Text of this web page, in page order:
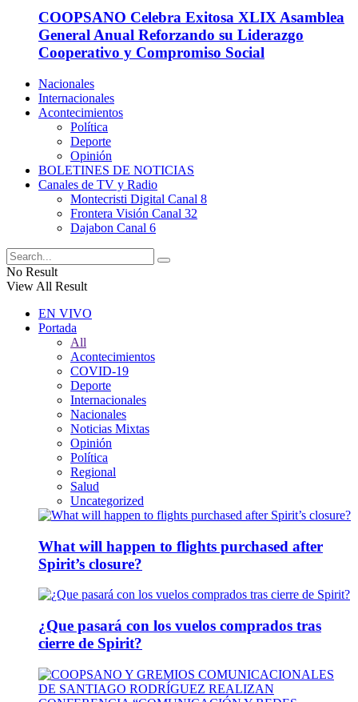
COOPSANO Celebra Exitosa XLIX Asamblea
General Anual Reforzando su Liderazgo
Cooperativo y Compromiso Social
Nacionales
Internacionales
Acontecimientos
Política
Deporte
Opinión
BOLETINES DE NOTICIAS
Canales de TV y Radio
Montecristi Digital Canal 8
Frontera Visión Canal 32
Dajabon Canal 6
No Result
View All Result
EN VIVO
Portada
All
Acontecimientos
COVID-19
Deporte
Internacionales
Nacionales
Noticias Mixtas
Opinión
Política
Regional
Salud
Uncategorized
What will happen to flights purchased after
Spirit’s closure?
¿Que pasará con los vuelos comprados tras
cierre de Spirit?